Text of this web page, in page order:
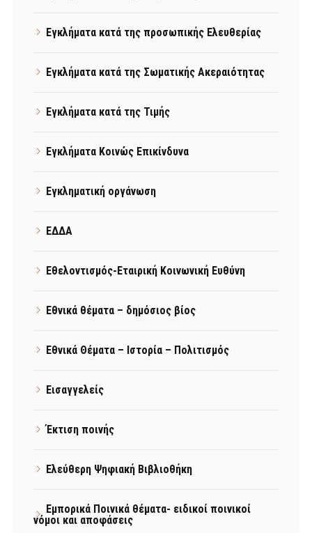
Εγκλήματα κατά της προσωπικής Ελευθερίας
Εγκλήματα κατά της Σωματικής Ακεραιότητας
Εγκλήματα κατά της Τιμής
Εγκλήματα Κοινώς Επικίνδυνα
Εγκληματική οργάνωση
ΕΔΔΑ
Εθελοντισμός-Εταιρική Κοινωνική Ευθύνη
Εθνικά θέματα – δημόσιος βίος
Εθνικά Θέματα – Ιστορία – Πολιτισμός
Εισαγγελείς
Έκτιση ποινής
Ελεύθερη Ψηφιακή Βιβλιοθήκη
Εμπορικά Ποινικά θέματα- ειδικοί ποινικοί
νόμοι και αποφάσεις